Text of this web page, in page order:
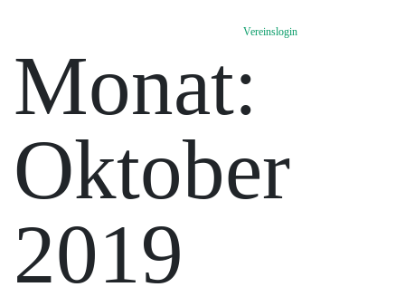
Vereinslogin
Monat:
Oktober
2019